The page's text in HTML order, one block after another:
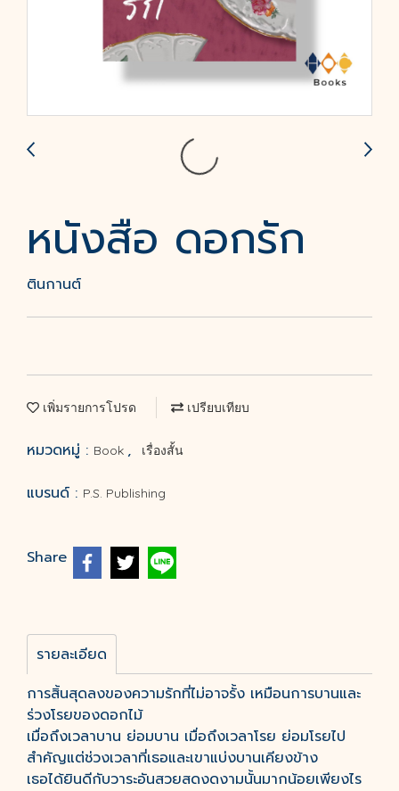
หนังสือ ดอกรัก
ตินกานต์
เพิ่มรายการโปรด เปรียบเทียบ
หมวดหมู่ : Book , เรื่องสั้น
แบรนด์ : P.S. Publishing
Share
รายละเอียด
การสิ้นสุดลงของความรักที่ไม่อาจรั้ง เหมือนการบานและ
ร่วงโรยของดอกไม้
เมื่อถึงเวลาบาน ย่อมบาน เมื่อถึงเวลาโรย ย่อมโรยไป
สำคัญแต่ช่วงเวลาที่เธอและเขาแบ่งบานเคียงข้าง
เธอได้ยินดีกับวาระอันสวยสดงดงามนั้นมากน้อยเพียงไร